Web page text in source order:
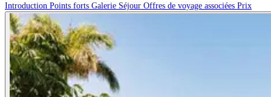
Introduction Points forts Galerie Séjour Offres de voyage associées Prix